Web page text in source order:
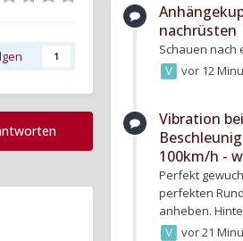
1
nachrüsten
Schauen nach
vor 12
Vibration
100km/h -
Perfekt
perfekten
anheben.
vor 21